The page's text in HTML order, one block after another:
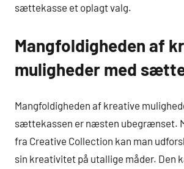
sættekasse et oplagt valg.
Mangfoldigheden af
muligheder med
Mangfoldigheden af kreative
sættekassen er næsten ubegrænset.
fra Creative Collection kan man
sin kreativitet på utallige måder. Den